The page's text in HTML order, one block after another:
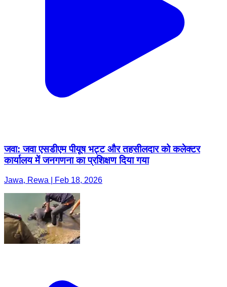
जवा: जवा एसडीएम पीयूष भट्ट और तहसीलदार को कलेक्टर
कार्यालय में जनगणना का प्रशिक्षण दिया गया
Jawa, Rewa | Feb 18, 2026